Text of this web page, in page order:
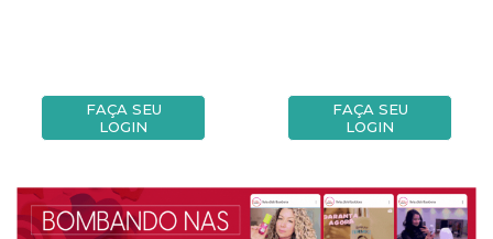
FAÇA SEU
LOGIN
FAÇA SEU
LOGIN